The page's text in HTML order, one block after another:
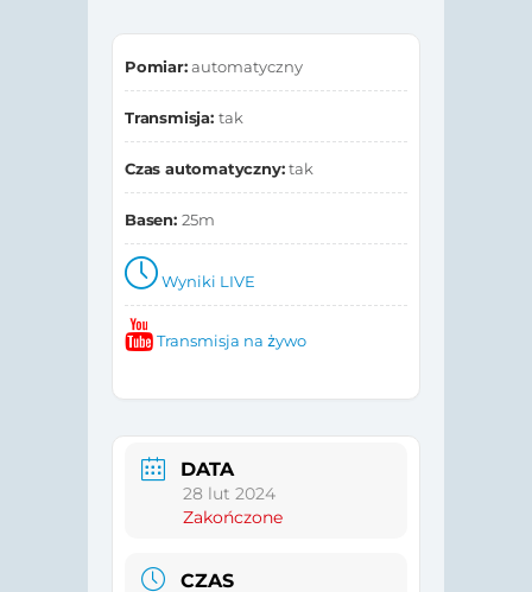
Pomiar:automatyczny
Transmisja: tak
Czas automatyczny:tak
Basen: 25m
Wyniki LIVE
Transmisja na żywo
DATA
28 lut 2024
Zakończone
CZAS